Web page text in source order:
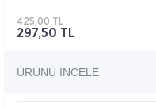
297,50 TL
425,00 TL
ÜRÜNÜ İNCELE